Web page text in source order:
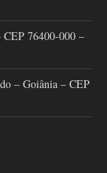
76400-000 –
– Goiânia – CEP